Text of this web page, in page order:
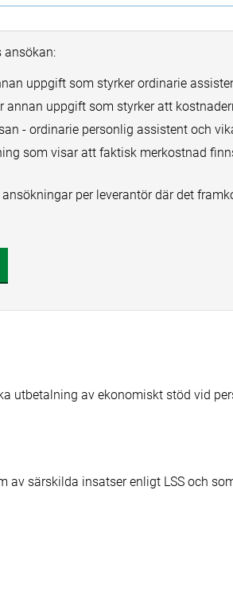
ansökan:
uppgift som styrker ordinarie
annan uppgift som styrker att
- ordinarie personlig assistent och
som visar att faktisk merkostnad
per leverantör där det
utbetalning av ekonomiskt stöd vid
av särskilda insatser enligt LSS och